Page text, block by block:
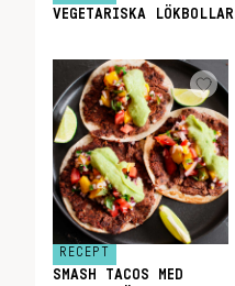
VEGETARISKA LÖKBOLLAR
RECEPT
SMASH TACOS MED